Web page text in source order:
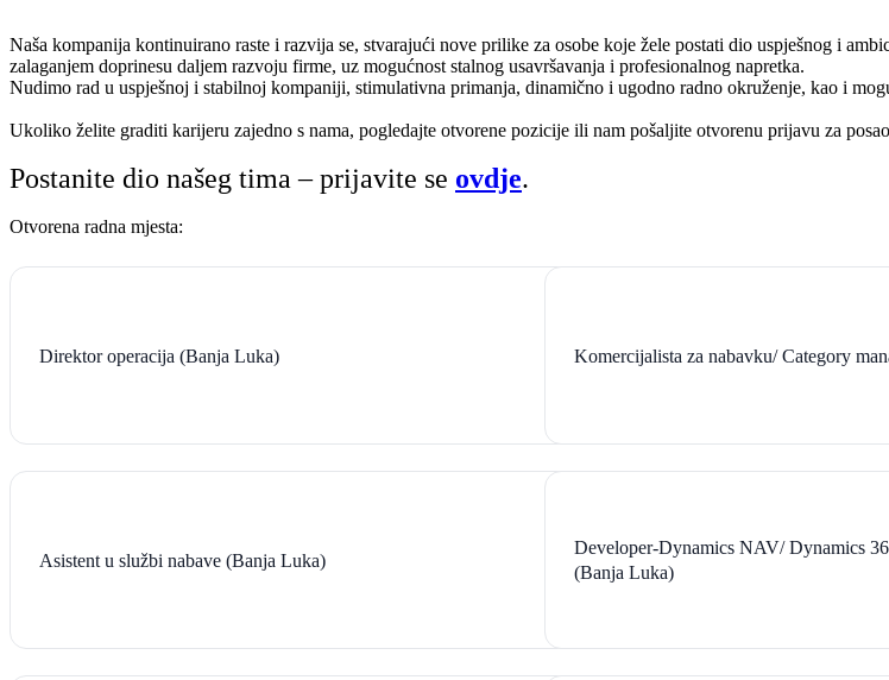
Naša kompanija kontinuirano raste i razvija se, stvarajući nove prilike za osobe koje žele postati dio uspješnog i
zalaganjem doprinesu daljem razvoju firme, uz mogućnost stalnog usavršavanja i profesionalnog napretka.
Nudimo rad u uspješnoj i stabilnoj kompaniji, stimulativna primanja, dinamično i ugodno radno okruženje, kao i
Ukoliko želite graditi karijeru zajedno s nama, pogledajte otvorene pozicije ili nam pošaljite otvorenu prijavu za
Postanite dio našeg tima – prijavite se ovdje.
Otvorena radna mjesta:
Direktor operacija (Banja Luka) Komercijalista za nabavku/ Category
Asistent u službi nabave (Banja Luka)
Developer-Dynamics NAV/ Dynamics
(Banja Luka)